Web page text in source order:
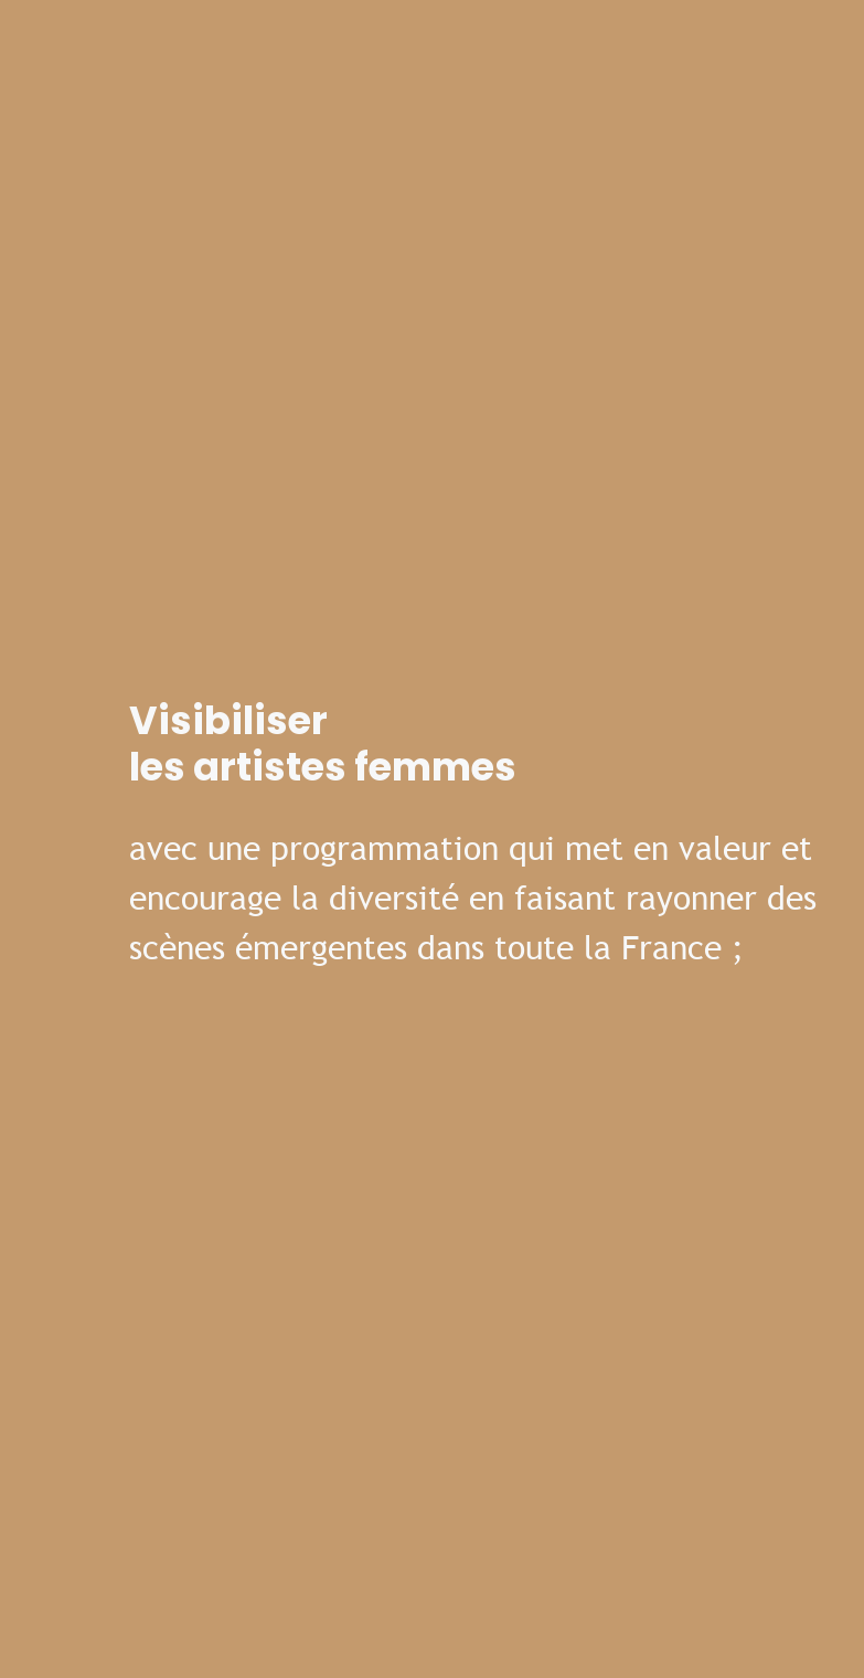
Visibiliser
les artistes femmes
avec une programmation qui met en valeur et
encourage la diversité en faisant rayonner des
scènes émergentes dans toute la France ;